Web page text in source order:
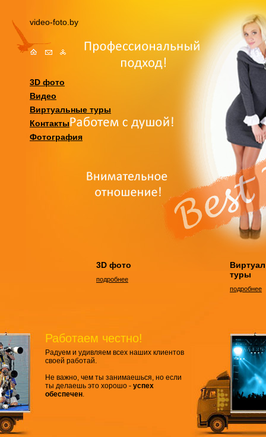
video-foto.by
3D фото
Видео
Виртуальные туры
Контакты
Фотография
3D фото
подробнее
туры
подробнее
Работаем честно!
Радуем и удивляем всех наших клиентов
своей работай.
Не важно, чем ты занимаешься, но если
ты делаешь это хорошо - успех
обеспечен.